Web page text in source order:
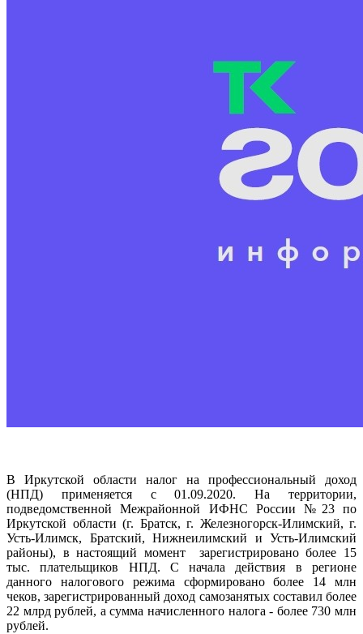
В Иркутской области налог на профессиональный доход
(НПД) применяется с 01.09.2020. На территории,
подведомственной Межрайонной ИФНС России №23 по
Иркутской области (г. Братск, г. Железногорск-Илимский, г.
Усть-Илимск, Братский, Нижнеилимский и Усть-Илимский
районы), в настоящий момент зарегистрировано более 15
тыс. плательщиков НПД. С начала действия в регионе
данного налогового режима сформировано более 14 млн
чеков, зарегистрированный доход самозанятых составил более
22 млрд рублей, а сумма начисленного налога - более 730 млн
рублей.